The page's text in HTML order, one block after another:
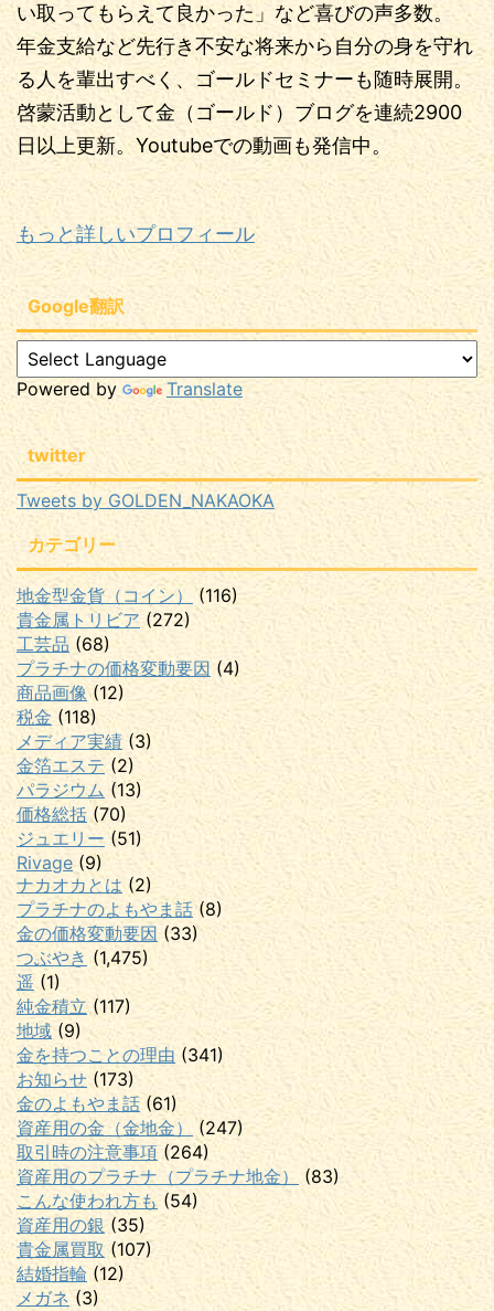
い取ってもらえて良かった」など喜びの声多数。
年金支給など先行き不安な将来から自分の身を守れ
る人を輩出すべく、ゴールドセミナーも随時展開。
啓蒙活動として金（ゴールド）ブログを連続2900
日以上更新。Youtubeでの動画も発信中。
もっと詳しいプロフィール
Google翻訳
Powered by Translate
twitter
Tweets by GOLDEN_NAKAOKA
カテゴリー
地金型金貨（コイン） (116)
貴金属トリビア (272)
工芸品 (68)
プラチナの価格変動要因 (4)
商品画像(12)
税金 (118)
メディア実績 (3)
金箔エステ (2)
パラジウム (13)
価格総括 (70)
ジュエリー (51)
Rivage (9)
ナカオカとは (2)
プラチナのよもやま話(8)
金の価格変動要因 (33)
つぶやき (1,475)
遥 (1)
純金積立(117)
地域 (9)
金を持つことの理由 (341)
お知らせ (173)
金のよもやま話(61)
資産用の金（金地金）
(247)
取引時の注意事項 (264)
資産用のプラチナ（プラチナ地金）
(83)
こんな使われ方も(54)
資産用の銀 (35)
貴金属買取 (107)
結婚指輪 (12)
メガネ(3)